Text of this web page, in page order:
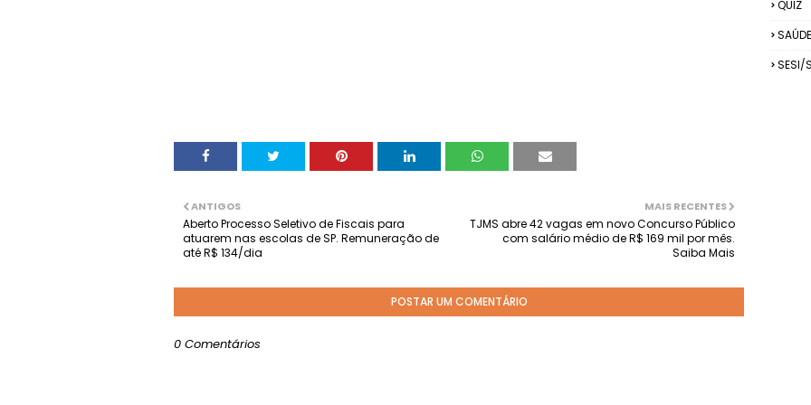
MAIS RECENTES
TJMS abre 42 vagas em novo Concurso Público
com salário médio de R$ 169 mil por mês.
Saiba Mais
ANTIGOS
Aberto Processo Seletivo de Fiscais para
atuarem nas escolas de SP. Remuneração de
até R$ 134/dia
POSTAR UM COMENTÁRIO
0 Comentários
QUIZ
SAÚDE
SESI/